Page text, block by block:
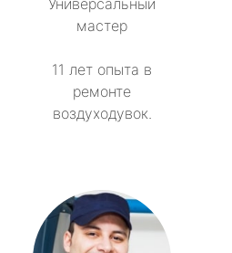
Универсальный
мастер
11 лет опыта в
ремонте
воздуходувок.